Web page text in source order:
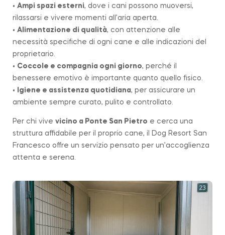
• Ampi spazi esterni, dove i cani possono muoversi,
rilassarsi e vivere momenti all’aria aperta.
• Alimentazione di qualità, con attenzione alle
necessità specifiche di ogni cane e alle indicazioni del
proprietario.
• Coccole e compagnia ogni giorno, perché il
benessere emotivo è importante quanto quello fisico.
•
Igiene e assistenza quotidiana, per assicurare un
ambiente sempre curato, pulito e controllato.
Per chi vive vicino a Ponte San Pietro e cerca una
struttura affidabile per il proprio cane, il Dog Resort San
Francesco offre un servizio pensato per un’accoglienza
attenta e serena.